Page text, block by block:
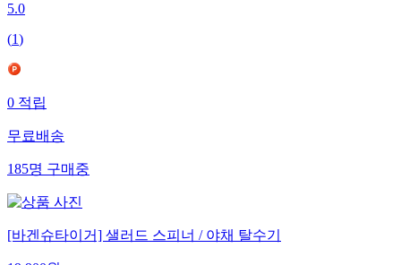
5.0
(1)
0적립
무료배송
185명구매중
[바겐슈타이거] 샐러드 스피너 / 야채 탈수기